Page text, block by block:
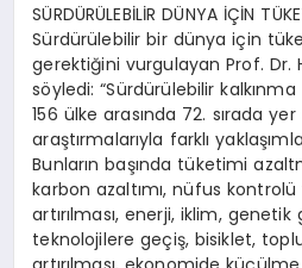
SÜRDÜRÜLEBİLİR DÜNYA İÇİN
Sürdürülebilir bir dünya için
gerektiğini vurgulayan Prof. Dr.
söyledi: “Sürdürülebilir
156 ülke arasında 72. sırada
araştırmalarıyla farklı
Bunların başında tüketimi
karbon azaltımı, nüfus
artırılması, enerji, iklim,
teknolojilere geçiş, bisiklet, toplu